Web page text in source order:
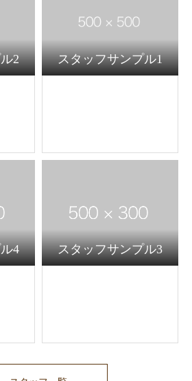
2 スタッフサンプル1
4 スタッフサンプル3